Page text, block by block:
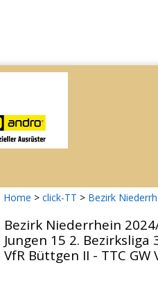
Home > click-TT > Bezirk
Bezirk Niederrhein
Jungen 15 2. Bezirksliga
VfR Büttgen II - TTC